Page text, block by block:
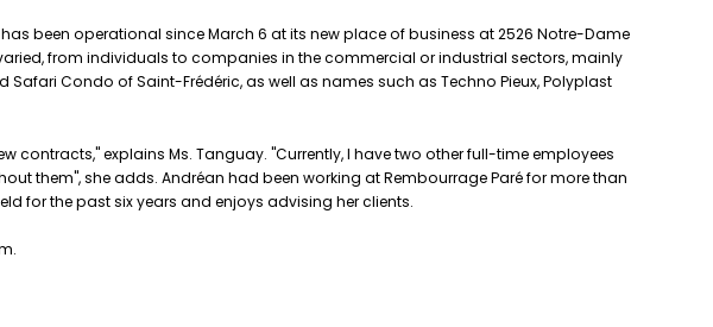
been operational since March 6 at its new place of business at 2526 Notre-Dame
from individuals to companies in the commercial or industrial sectors, mainly
Condo of Saint-Frédéric, as well as names such as Techno Pieux, Polyplast
explains Ms. Tanguay. "Currently, I have two other full-time employees
them", she adds. Andréan had been working at Rembourrage Paré for more than
for the past six years and enjoys advising her clients.